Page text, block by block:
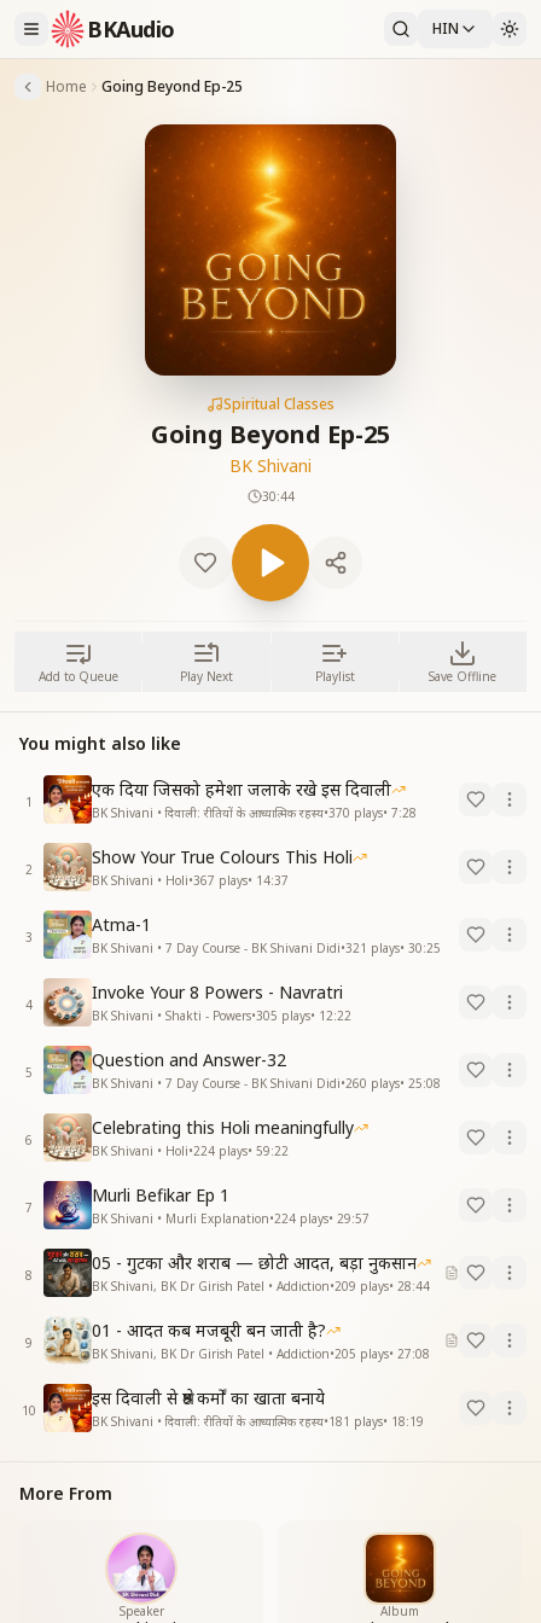
BKAudio HIN
Home Going Beyond Ep-25
Spiritual Classes
Going Beyond Ep-25
BK Shivani
30:44
Add to Queue Play Next Playlist Save Offline
You might also like
1
एक दिया जिसको हमेशा जलाके रखे इस दिवाली
BK Shivani • दिवाली: रीतियों के आध्यात्मिक रहस्य•370 plays• 7:28
2
Show Your True Colours This Holi
BK Shivani • Holi•367 plays• 14:37
3
Atma-1
BK Shivani • 7 Day Course - BK Shivani Didi•321 plays• 30:25
4
Invoke Your 8 Powers - Navratri
BK Shivani • Shakti - Powers•305 plays• 12:22
5
Question and Answer-32
BK Shivani • 7 Day Course - BK Shivani Didi•260 plays• 25:08
6
Celebrating this Holi meaningfully
BK Shivani • Holi•224 plays• 59:22
7
Murli Befikar Ep 1
BK Shivani • Murli Explanation•224 plays• 29:57
8
05 - गुटका और शराब — छोटी आदत, बड़ा नुकसान
BK Shivani, BK Dr Girish Patel • Addiction•209 plays• 28:44
9
01 - आदत कब मजबूरी बन जाती है?
BK Shivani, BK Dr Girish Patel • Addiction•205 plays• 27:08
10
इस दिवाली से श्रेष्ठ कर्मों का खाता बनाये
BK Shivani • दिवाली: रीतियों के आध्यात्मिक रहस्य•181 plays• 18:19
More From
Speaker Album